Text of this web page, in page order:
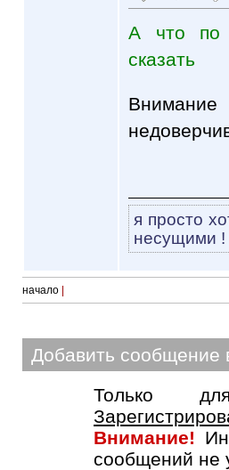
А что по
сказать
я просто
несущими !
начало
Добавить сообщение
Только для
Внимание!
сообщений не